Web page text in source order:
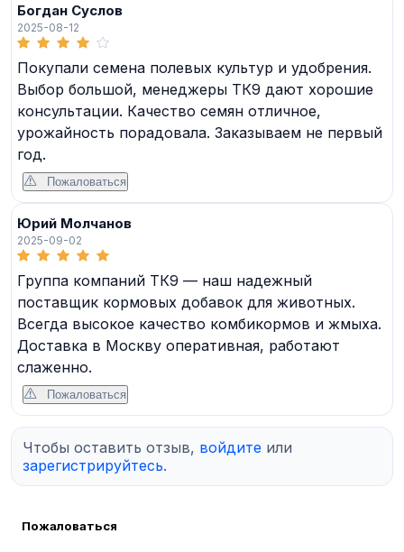
Богдан Суслов
2025-08-12
Покупали семена полевых культур и удобрения.
Выбор большой, менеджеры ТК9 дают хорошие
консультации. Качество семян отличное,
урожайность порадовала. Заказываем не первый
год.
Пожаловаться
Юрий Молчанов
2025-09-02
Группа компаний ТК9 — наш надежный
поставщик кормовых добавок для животных.
Всегда высокое качество комбикормов и жмыха.
Доставка в Москву оперативная, работают
слаженно.
Пожаловаться
Чтобы оставить отзыв, войдите или
зарегистрируйтесь.
Пожаловаться